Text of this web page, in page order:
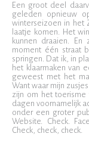
Een groot deel
geleden opnieuw
winterseizoen in het
laatje komen. Het
kunnen draaien.
moment één straat
springen. Dat ik, in
het klaarmaken van
geweest met het
Want waar mijn
zijn om het toerisme
dagen voornamelijk
onder een groter
Website. Check.
Check, check, check.